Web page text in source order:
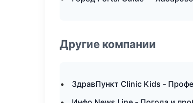
Другие компании
ЗдравПункт Clinic Kids -